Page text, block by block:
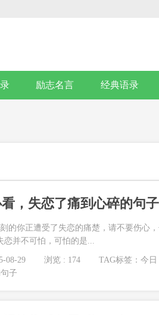
励志名言 经典语录
，失恋了痛到心碎的句子
的你正遭受了失恋的痛楚，请不要伤心
恋并不可怕，可怕的是...
08-29 浏览 : 174 TAG标签：今日
子